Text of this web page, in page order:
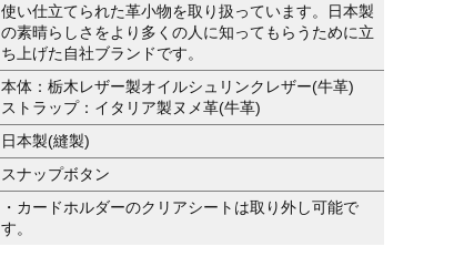
使い仕立てられた革小物を取り扱っています。日本製
の素晴らしさをより多くの人に知ってもらうために立
ち上げた自社ブランドです。
本体：栃木レザー製オイルシュリンクレザー(牛革)
ストラップ：イタリア製ヌメ革(牛革)
日本製(縫製)
スナップボタン
・カードホルダーのクリアシートは取り外し可能で
す。